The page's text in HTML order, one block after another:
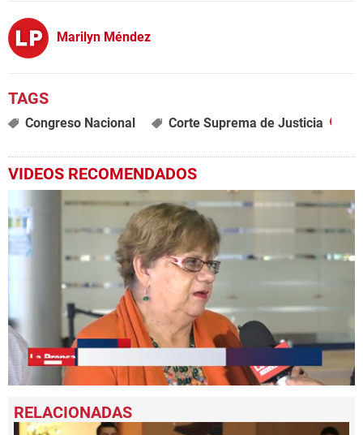
Marilyn Méndez
Congreso Nacional Corte Suprema de Justicia
VIDEOS RECOMENDADOS
seconds
of